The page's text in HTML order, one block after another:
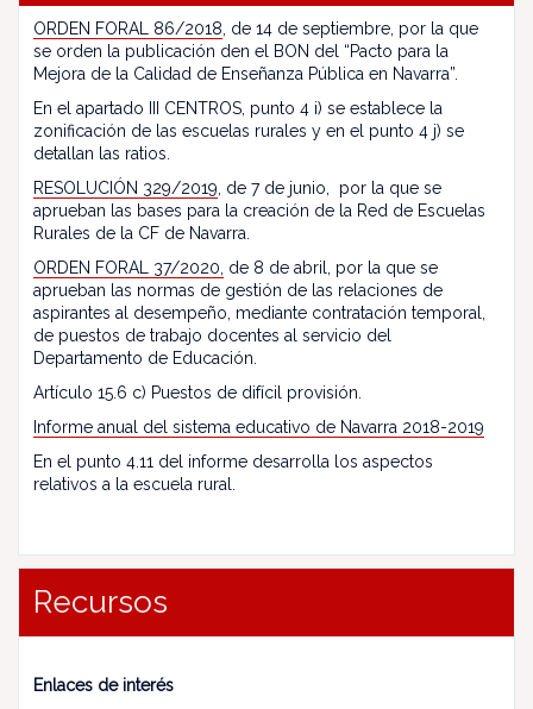
ORDEN FORAL 86/2018 , de 14 de septiembre, por la que
se orden la publicación den el BON del “Pacto para la
Mejora de la Calidad de Enseñanza Pública en Navarra”.
En el apartado III CENTROS, punto 4 i) se establece la
zonificación de las escuelas rurales y en el punto 4 j) se
detallan las ratios.
RESOLUCIÓN 329/2019 , de 7 de junio, por la que se
aprueban las bases para la creación de la Red de Escuelas
Rurales de la CF de Navarra.
ORDEN FORAL 37/2020, de 8 de abril, por la que se
aprueban las normas de gestión de las relaciones de
aspirantes al desempeño, mediante contratación temporal,
de puestos de trabajo docentes al servicio del
Departamento de Educación.
Artículo 15.6 c) Puestos de difícil provisión.
Informe anual del sistema educativo de Navarra 2018-2019
En el punto 4.11 del informe desarrolla los aspectos
relativos a la escuela rural.
Recursos
Enlaces de interés